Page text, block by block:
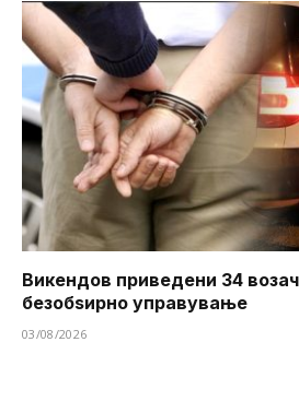
Викендов приведени 34
безобѕирно управување
03/08/2026